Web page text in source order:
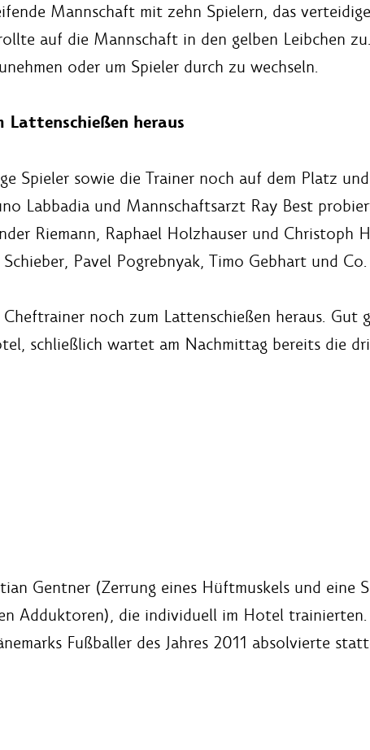
Mannschaft mit zehn Spielern, das
auf die Mannschaft in den gelben Leibchen
oder um Spieler durch zu wechseln.
heraus
Spieler sowie die Trainer noch auf dem Platz
Labbadia und Mannschaftsarzt Ray Best
Riemann, Raphael Holzhauser und Christoph
Pavel Pogrebnyak, Timo Gebhart und
noch zum Lattenschießen heraus. Gut
schließlich wartet am Nachmittag bereits die
Gentner (Zerrung eines Hüftmuskels und eine
Adduktoren), die individuell im Hotel
Fußballer des Jahres 2011 absolvierte